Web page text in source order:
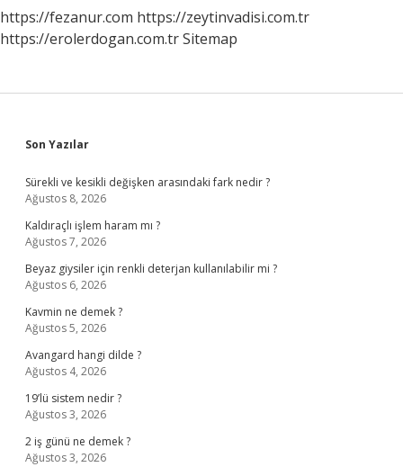
https://fezanur.com https://zeytinvadisi.com.tr
https://erolerdogan.com.trSitemap
Sidebar
Son Yazılar
Sürekli ve kesikli değişken arasındaki fark nedir ?
Ağustos 8, 2026
Kaldıraçlı işlem haram mı ?
Ağustos 7, 2026
Beyaz giysiler için renkli deterjan kullanılabilir mi ?
Ağustos 6, 2026
Kavmin ne demek ?
Ağustos 5, 2026
Avangard hangi dilde ?
Ağustos 4, 2026
19’lü sistem nedir ?
Ağustos 3, 2026
2 iş günü ne demek ?
Ağustos 3, 2026